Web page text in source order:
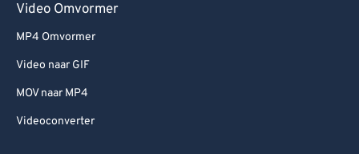
Video Omvormer
MP4 Omvormer
Video naar GIF
MOV naar MP4
Videoconverter